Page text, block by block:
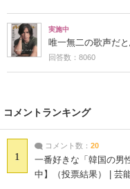
実施中
唯一無二の歌声だ
回答数：8060
コメントランキング
1
コメント数： 20
一番好きな「韓国の男
中】（投票結果） | 芸